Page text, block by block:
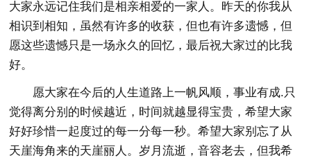
大家永远记住我们是相亲相爱的一家人。昨天的你我从
相识到相知，虽然有许多的收获，但也有许多遗憾，但
愿这些遗憾只是一场永久的回忆，最后祝大家过的比我
好。
愿大家在今后的人生道路上一帆风顺，事业有成.只
觉得离分别的时候越近，时间就越显得宝贵，希望大家
好好珍惜一起度过的每一分每一秒。希望大家别忘了从
天崖海角来的天崖丽人。岁月流逝，音容老去，但我希